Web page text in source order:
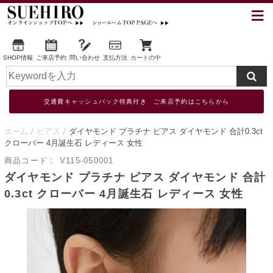
SHOP情報 ご来店予約 問い合わせ 支払方法 カートの中
交通費キャッシュバック特典付き ご来店予約はこちらから
ホーム ピアス
ダイヤモンド プラチナ ピアス ダイヤモンド 合計0.3ct
クローバー 4月誕生石 レディース 女性
商品コード：
V115-050001
ダイヤモンド プラチナ ピアス ダイヤモンド 合計
0.3ct クローバー 4月誕生石 レディース 女性